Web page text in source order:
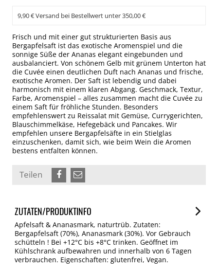
9,90 € Versand bei Bestellwert unter 350,00 €
Frisch und mit einer gut strukturierten Basis aus
Bergapfelsaft ist das exotische Aromenspiel und die
sonnige Süße der Ananas elegant eingebunden und
ausbalanciert. Von schönem Gelb mit grünem Unterton hat
die Cuvée einen deutlichen Duft nach Ananas und frische,
exotische Aromen. Der Saft ist lebendig und dabei
harmonisch mit einem klaren Abgang. Geschmack, Textur,
Farbe, Aromenspiel – alles zusammen macht die Cuvée zu
einem Saft für fröhliche Stunden. Besonders
empfehlenswert zu Reissalat mit Gemüse, Currygerichten,
Blauschimmelkäse, Hefegebäck und Pancakes. Wir
empfehlen unsere Bergapfelsäfte in ein Stielglas
einzuschenken, damit sich, wie beim Wein die Aromen
bestens entfalten können.
Teilen
ZUTATEN/PRODUKTINFO
Apfelsaft & Ananasmark, naturtrüb. Zutaten:
Bergapfelsaft (70%), Ananasmark (30%). Vor Gebrauch
schütteln ! Bei +12°C bis +8°C trinken. Geöffnet im
Kühlschrank aufbewahren und innerhalb von 6 Tagen
verbrauchen. Eigenschaften: glutenfrei, Vegan.